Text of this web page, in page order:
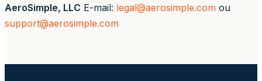
AeroSimple, LLC E-mail: legal@aerosimple.com ou
support@aerosimple.com